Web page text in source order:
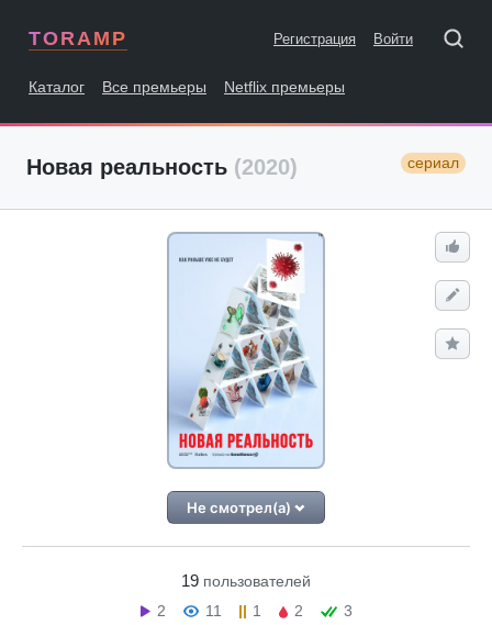
TORAMP Регистрация Войти
Каталог Все премьеры Netflix премьеры
Новая реальность (2020) сериал
Не смотрел(а)
19 пользователей
2
11 1 2 3